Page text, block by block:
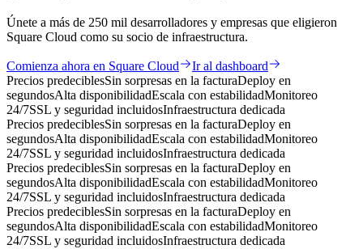
Únete a más de 250 mil desarrolladores y empresas que eligieron
Square Cloud como su socio de infraestructura.
Comienza ahora en Square Cloud
Ir al dashboard
Precios predeciblesSin sorpresas en la facturaDeploy en
segundosAlta disponibilidadEscala con estabilidadMonitoreo
24/7SSL y seguridad incluidosInfraestructura dedicada
Precios predeciblesSin sorpresas en la facturaDeploy en
segundosAlta disponibilidadEscala con estabilidadMonitoreo
24/7SSL y seguridad incluidosInfraestructura dedicada
Precios predeciblesSin sorpresas en la facturaDeploy en
segundosAlta disponibilidadEscala con estabilidadMonitoreo
24/7SSL y seguridad incluidosInfraestructura dedicada
Precios predeciblesSin sorpresas en la facturaDeploy en
segundosAlta disponibilidadEscala con estabilidadMonitoreo
24/7SSL y seguridad incluidosInfraestructura dedicada